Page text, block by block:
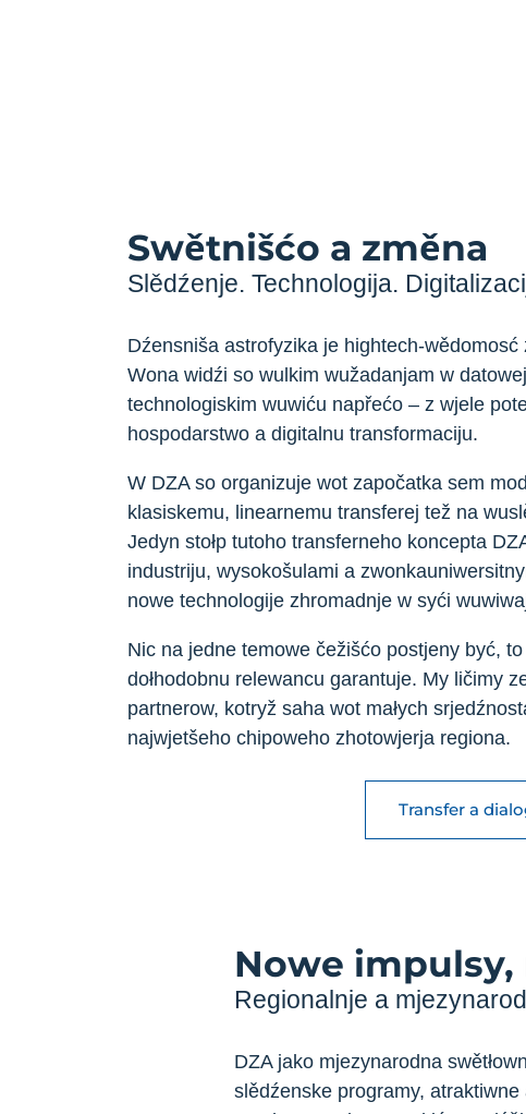
Swětnišćo a změna
Slědźenje. Technologija.
Dźensniša astrofyzika je hightech-
Wona widźi so wulkim wužadanjam w
technologiskim wuwiću napřećo – z wjele
hospodarstwo a digitalnu transformaciju.
W DZA so organizuje wot započatka sem
klasiskemu, linearnemu transferej tež na
Jedyn stołp tutoho transferneho koncepta
industriju, wysokošulami a
nowe technologije zhromadnje w syći
Nic na jedne temowe čežišćo postjeny być,
dołhodobnu relewancu garantuje. My ličimy
partnerow, kotryž saha wot małych
najwjetšeho chipoweho zhotowjerja regiona.
Transfer a
Nowe
Regionalnje a
DZA jako mjezynarodna
slědźenske programy,